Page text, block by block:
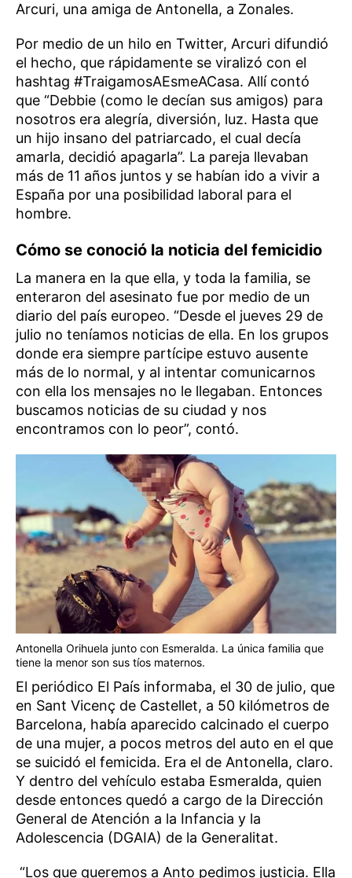
Arcuri, una amiga de Antonella, a Zonales.
Por medio de un hilo en Twitter, Arcuri difundió
el hecho, que rápidamente se viralizó con el
hashtag #TraigamosAEsmeACasa. Allí contó
que “Debbie (como le decían sus amigos) para
nosotros era alegría, diversión, luz. Hasta que
un hijo insano del patriarcado, el cual decía
amarla, decidió apagarla”. La pareja llevaban
más de 11 años juntos y se habían ido a vivir a
España por una posibilidad laboral para el
hombre.
Cómo se conoció la noticia del femicidio
La manera en la que ella, y toda la familia, se
enteraron del asesinato fue por medio de un
diario del país europeo. “Desde el jueves 29 de
julio no teníamos noticias de ella. En los grupos
donde era siempre partícipe estuvo ausente
más de lo normal, y al intentar comunicarnos
con ella los mensajes no le llegaban. Entonces
buscamos noticias de su ciudad y nos
encontramos con lo peor”, contó.
Antonella Orihuela junto con Esmeralda. La única familia que
tiene la menor son sus tíos maternos.
El periódico El País informaba, el 30 de julio, que
en Sant Vicenç de Castellet, a 50 kilómetros de
Barcelona, había aparecido calcinado el cuerpo
de una mujer, a pocos metros del auto en el que
se suicidó el femicida. Era el de Antonella, claro.
Y dentro del vehículo estaba Esmeralda, quien
desde entonces quedó a cargo de la Dirección
General de Atención a la Infancia y la
Adolescencia (DGAIA) de la Generalitat.
“Los que queremos a Anto pedimos justicia. Ella